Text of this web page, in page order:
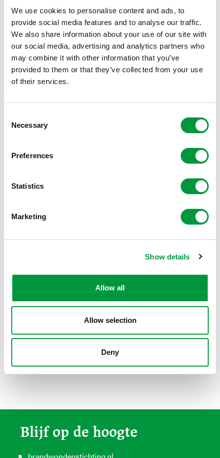
We use cookies to personalise content and ads, to
provide social media features and to analyse our traffic.
We also share information about your use of our site with
our social media, advertising and analytics partners who
may combine it with other information that you’ve
provided to them or that they’ve collected from your use
of their services.
Selection
Necessary
Preferences
Statistics
Marketing
Show details
Allow all
Allow selection
Deny
brandwonden: gemiddeld zijn circa 900 personen
betrokken bij een ernstig brandwondenongeval en
worden opgenomen in één van de drie gespecialiseerde
brandwondencentra in Beverwijk, Rotterdam of
Groningen. Vanzelfsprekend brengt dat veel ziekteleed
bij de betrokkenen met zich mee. Reden voor ons om het
baanbrekende onderzoek naar het kweken van patiënt-
verbetering te realiseren van de kwaliteit van leven van
slachtoffers met ernstige brandwonden. Dit betekent
littekens en pijn.
In de video is te zien hoe de wetenschappers Miranda
patiënteigen huid. Hiermee zetten zij een belangrijke stap
brandwondenongeval.
Blijf op de hoogte